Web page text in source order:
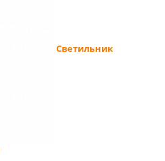
Светильник